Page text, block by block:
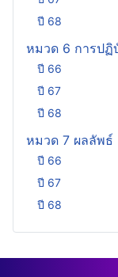
ปี 68
หมวด 6 การปฏิ
ปี 66
ปี 67
ปี 68
หมวด 7 ผลลัพธ์
ปี 66
ปี 67
ปี 68